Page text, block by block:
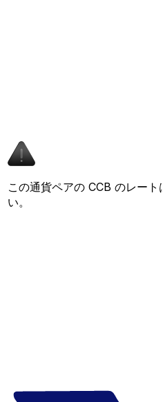
この通貨ペアの CCB のレー
い。